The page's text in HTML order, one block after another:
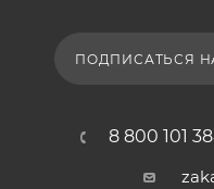
ПОДПИСАТЬСЯ
8 800 101